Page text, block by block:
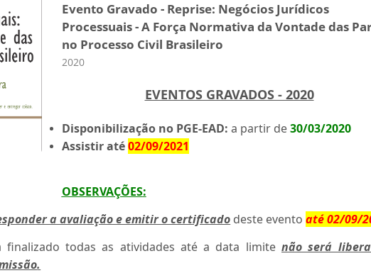
Evento Gravado - Reprise: Negócios Jurídicos
Processuais - A Força Normativa da Vontade das
no Processo Civil Brasileiro
Categoria do curso
2020
EVENTOS GRAVADOS - 2020
Disponibilização no PGE-EAD: a partir de30/03/2020
Assistir até02/09/2021
OBSERVAÇÕES:
a avaliação e emitir o certificado deste eventoaté 02/09/
finalizado todas as atividades até a data limitenão será
.